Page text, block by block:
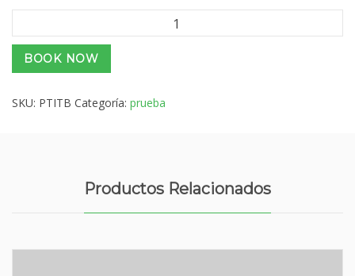
Todo
Incluido
Tour
Ballenas
cantidad
BOOK NOW
SKU: PTITB Categoría: prueba
Productos Relacionados